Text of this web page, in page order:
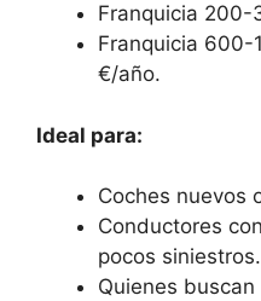
Franquicia
Franquicia
€/año.
Ideal para:
Coches nuevos
Conductores
pocos siniestros.
Quienes